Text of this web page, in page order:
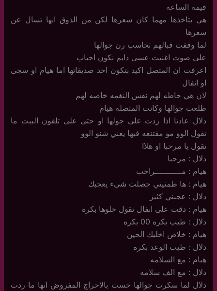
قيمه الساعه
هي بتاخذها مهما كان سعرها لكن من الذوق انها تسال عن
سعرها
لما وقفت قبالهم تحاسب رن جوالها
على صوت اغنيت عسى دايم نكون احباب
اعرفت ان المتصل اكيد بتكون احد صديقاتها اما هيام او سجى
او انفال
لان هي حاطه لهم نفس النغمه خاصه لهم
طلعت جوالها وكانت المتصله هيام
دلال عادتا اذا ردت على جولها او حتى على تلفون البيت ما
تقول الوو مو مقتنعه فيها يعني شنو الوو
تقول يا مرحبا او هلاا
دلال : مرحبا
هيام : مـــــــــــراحب
هيام : ها طمنيني حصلت شيء يعجبك
دلال : عجبني كثير
هيام : دقت على انفال تقول خلوها بكره
دلال : طيب بكره 00 بكره
هيام : خلاص اخليك الحين
دلال : طيب الوعد بكره
هيام : مع السلامه
دلال : مع الف سلامه
دلال لما سكرت جوالها حست بالاحراج المفروض انها ما ردت